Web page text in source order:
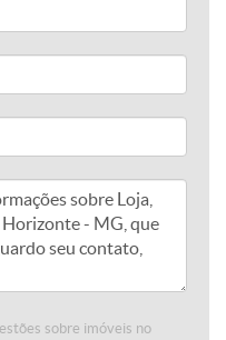
sobre imóveis no